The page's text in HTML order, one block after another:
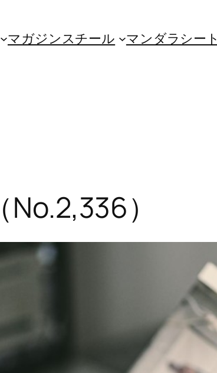
マガジンスチール マンダラシート
）